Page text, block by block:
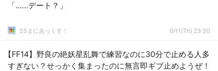
「……デート？」
SSまにあっくす！ 6/11(Th) 23:30
【FF14】野良の絶妖星乱舞で練習なのに30分で止める人多
すぎない？せっかく集まったのに無言即ギブ止めようぜ！